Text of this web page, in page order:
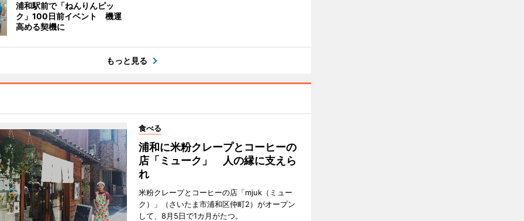
浦和駅前で「ねんりんピッ
ク」100日前イベント 機運
高める契機に
もっと見る
食べる
浦和に米粉クレープとコーヒーの
店「ミューク」 人の縁に支えら
れ
米粉クレープとコーヒーの店「mjuk（ミュー
ク）」（さいたま市浦和区仲町2）がオープン
して、8月5日で1カ月がたつ。